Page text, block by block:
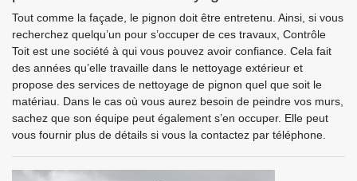
Tout comme la façade, le pignon doit être entretenu. Ainsi, si vous
recherchez quelqu’un pour s’occuper de ces travaux, Contrôle
Toit est une société à qui vous pouvez avoir confiance. Cela fait
des années qu’elle travaille dans le nettoyage extérieur et
propose des services de nettoyage de pignon quel que soit le
matériau. Dans le cas où vous aurez besoin de peindre vos murs,
sachez que son équipe peut également s’en occuper. Elle peut
vous fournir plus de détails si vous la contactez par téléphone.